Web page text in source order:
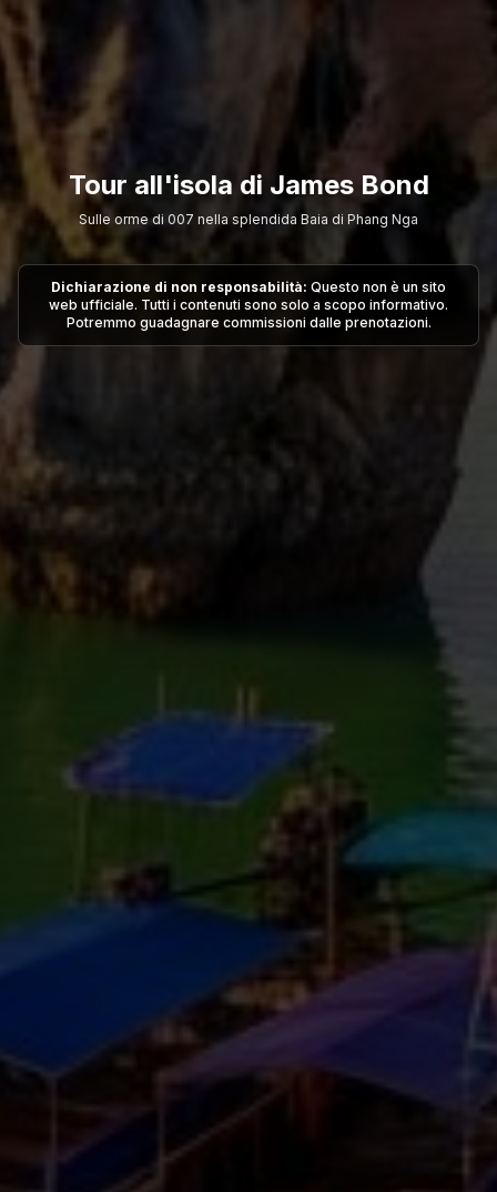
Tour all'isola di James Bond
Sulle orme di 007 nella splendida Baia di Phang Nga
Dichiarazione di non responsabilità: Questo non è un sito
web ufficiale. Tutti i contenuti sono solo a scopo informativo.
Potremmo guadagnare commissioni dalle prenotazioni.